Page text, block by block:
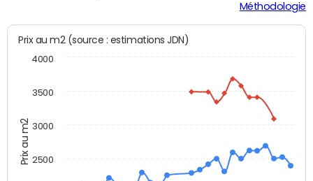
Méthodologie
Prix au m2
Prix au m2 (source : estimations JDN)
2500
3000
3500
4000